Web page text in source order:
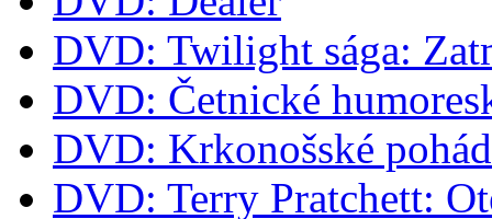
DVD: Twilight sága:
DVD: Četnické
DVD: Krkonošské
DVD: Terry Pratchett: